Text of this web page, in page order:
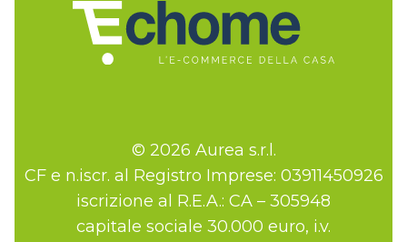
© 2026 Aurea s.r.l.
CF e n.iscr. al Registro Imprese: 03911450926
iscrizione al R.E.A.: CA – 305948
capitale sociale 30.000 euro, i.v.